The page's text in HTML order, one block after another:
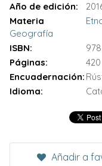
Año de edición:
Materia
Geografía
ISBN:
Páginas:
420
Encuadernación:
Idioma:
Añadir a